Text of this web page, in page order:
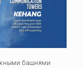
башнями